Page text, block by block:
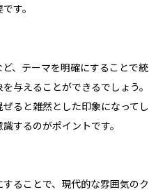
す。
、テーマを明確にすることで統
与えることができるでしょう。
ると雑然とした印象になってし
するのがポイントです。
ることで、現代的な雰囲気のク